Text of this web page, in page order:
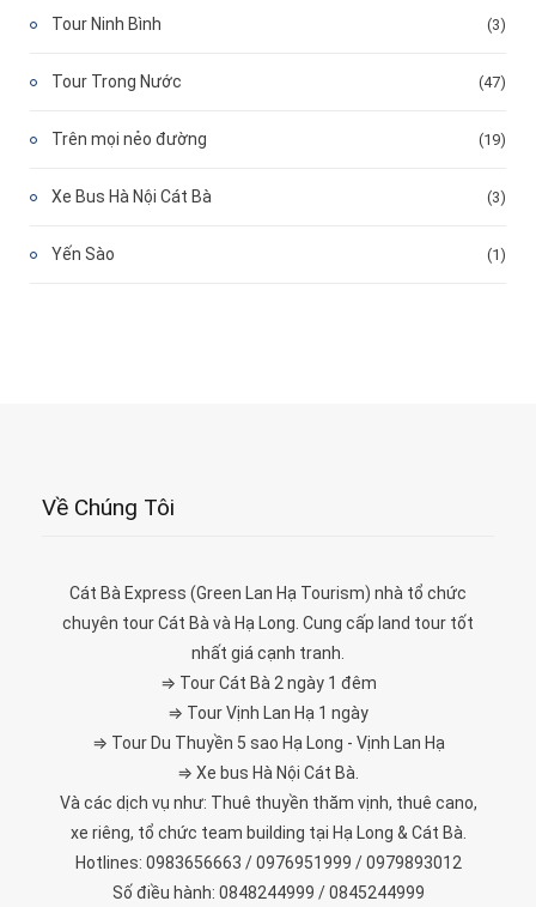
Tour Ninh Bình (3)
Tour Trong Nước (47)
Trên mọi nẻo đường (19)
Xe Bus Hà Nội Cát Bà (3)
Yến Sào (1)
Về Chúng Tôi
Cát Bà Express (Green Lan Hạ Tourism) nhà tổ chức
chuyên tour Cát Bà và Hạ Long. Cung cấp land tour tốt
nhất giá cạnh tranh.
⇒ Tour Cát Bà 2 ngày 1 đêm
⇒ Tour Vịnh Lan Hạ 1 ngày
⇒ Tour Du Thuyền 5 sao Hạ Long - Vịnh Lan Hạ
⇒ Xe bus Hà Nội Cát Bà.
Và các dịch vụ như: Thuê thuyền thăm vịnh, thuê cano,
xe riêng, tổ chức team building tại Hạ Long & Cát Bà.
Hotlines: 0983656663 / 0976951999 / 0979893012
Số điều hành: 0848244999 / 0845244999